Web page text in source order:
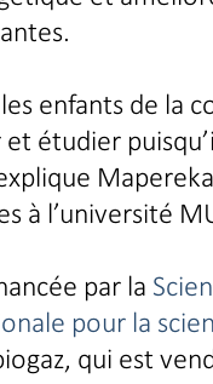
enfants de
étudier
à l’université
par la
pour la
qui est